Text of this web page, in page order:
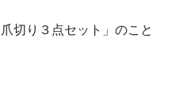
切り３点セット」のこと